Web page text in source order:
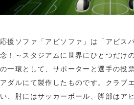
応援ソファ「アビソファ」は「アビス
念！～スタジアムに世界にひとつだけ
の一環として、サポーターと選手の投
アダルにて製作したものです。クラブ
い、肘にはサッカーボール、脚部はア